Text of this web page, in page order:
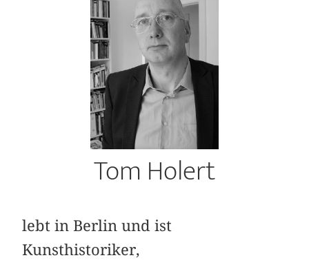
Tom Holert
lebt in Berlin und ist
Kunsthistoriker,